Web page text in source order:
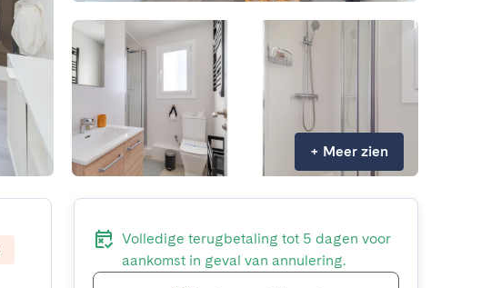
+ Meer zien
Volledige terugbetaling tot 5 dagen voor
aankomst in geval van annulering.